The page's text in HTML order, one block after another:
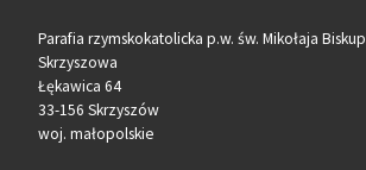
Parafia rzymskokatolicka p.w. św. Mikołaja
Skrzyszowa
Łękawica 64
33-156 Skrzyszów
woj. małopolskie